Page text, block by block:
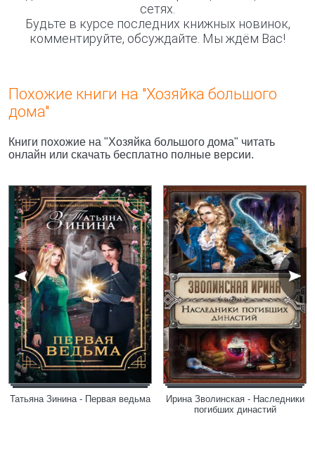
сетях.
Будьте в курсе последних книжных новинок,
комментируйте, обсуждайте. Мы ждём Вас!
Похожие книги на "Хозяйка большого
дома"
Книги похожие на "Хозяйка большого дома" читать
онлайн или скачать бесплатно полные версии.
Татьяна Зинина - Первая ведьма
Ирина Зволинская - Наследники
погибших династий